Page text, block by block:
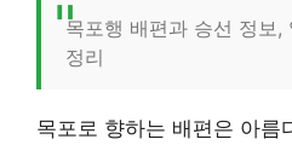
목포행 배편과 승선 정보,
정리
목포로 향하는 배편은 아름